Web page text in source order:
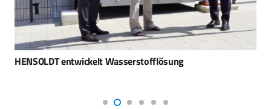
HENSOLDT entwickelt Wasserstofflösung